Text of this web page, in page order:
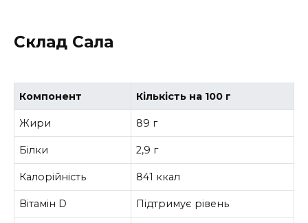
Склад Сала
Компонент Кількість на 100 г
Жири 89 г
Білки 2,9 г
Калорійність 841 ккал
Вітамін D Підтримує рівень